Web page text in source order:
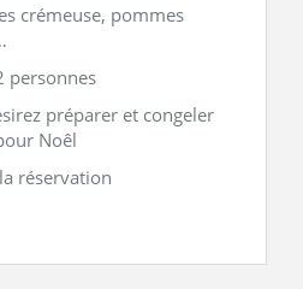
crémeuse, pommes
personnes
préparer et congeler
Noêl
réservation